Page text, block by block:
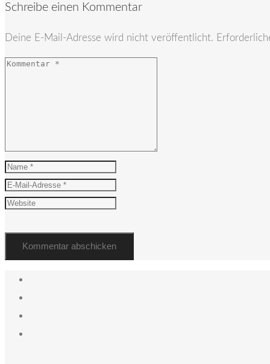
Schreibe einen Kommentar
Deine E-Mail-Adresse wird nicht veröffentlicht.